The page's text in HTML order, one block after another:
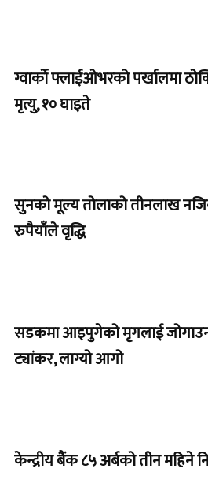
ग्वार्को फ्लाईओभरको पर्खालमा
मृत्यु, १० घाइते
सुनको मूल्य तोलाको तीनलाख
रुपैयाँले वृद्धि
सडकमा आइपुगेको मृगलाई जोगाउन
ट्यांकर, लाग्यो आगो
केन्द्रीय बैंक ८५ अर्बको तीन महिने